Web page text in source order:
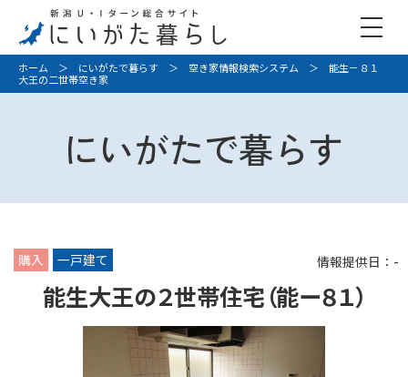
ホーム ＞ にいがたで暮らす ＞ 空き家情報検索システム ＞ 能生－８１
大王の二世帯空き家
にいがたで暮らす
購入 一戸建て
能生大王の２世帯住宅（能ー８１）
情報提供日：-